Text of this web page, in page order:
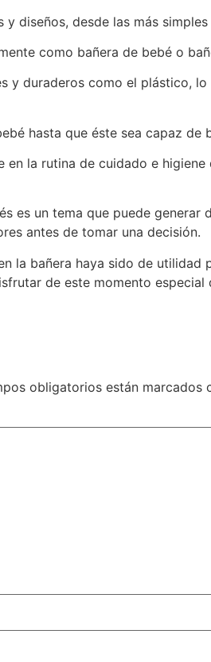
diseños, desde las más
como bañera de bebé o
y duraderos como el plástico,
hasta que éste sea capaz de
en la rutina de cuidado e
es un tema que puede generar
antes de tomar una decisión.
la bañera haya sido de
de este momento especial
obligatorios están marcados